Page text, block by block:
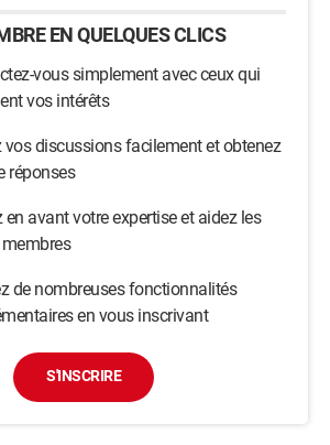
EN QUELQUES CLICS
vous simplement avec ceux qui
vos intérêts
vos discussions facilement et obtenez
réponses
en avant votre expertise et aidez les
de nombreuses fonctionnalités
en vous inscrivant
S'INSCRIRE